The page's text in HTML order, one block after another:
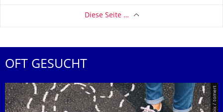
Diese Seite …
OFT GESUCHT